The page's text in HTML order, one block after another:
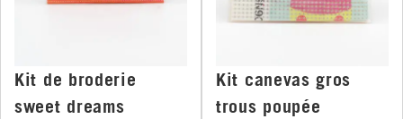
Kit de broderie
sweet dreams
Kit canevas gros
trous poupée